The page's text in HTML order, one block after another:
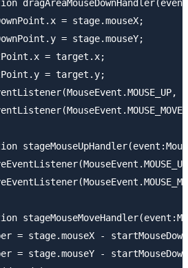
= stage.mouseX;
= stage.mouseY;
= target.x;
= target.y;
= stage.mouseX -
= stage.mouseY -